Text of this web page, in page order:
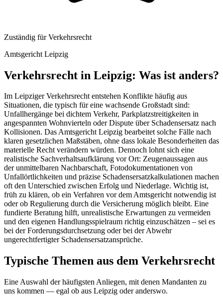
Zuständig fürVerkehrsrecht
Amtsgericht Leipzig
Verkehrsrecht in Leipzig: Was ist anders?
Im Leipziger Verkehrsrecht entstehen Konflikte häufig aus
Situationen, die typisch für eine wachsende Großstadt sind:
Unfallhergänge bei dichtem Verkehr, Parkplatzstreitigkeiten in
angespannten Wohnvierteln oder Dispute über Schadensersatz nach
Kollisionen. Das Amtsgericht Leipzig bearbeitet solche Fälle nach
klaren gesetzlichen Maßstäben, ohne dass lokale Besonderheiten das
materielle Recht verändern würden. Dennoch lohnt sich eine
realistische Sachverhaltsaufklärung vor Ort: Zeugenaussagen aus
der unmittelbaren Nachbarschaft, Fotodokumentationen von
Unfallörtlichkeiten und präzise Schadensersatzkalkulationen machen
oft den Unterschied zwischen Erfolg und Niederlage. Wichtig ist,
früh zu klären, ob ein Verfahren vor dem Amtsgericht notwendig ist
oder ob Regulierung durch die Versicherung möglich bleibt. Eine
fundierte Beratung hilft, unrealistische Erwartungen zu vermeiden
und den eigenen Handlungsspielraum richtig einzuschätzen – sei es
bei der Forderungsdurchsetzung oder bei der Abwehr
ungerechtfertigter Schadensersatzansprüche.
Typische Themen aus dem Verkehrsrecht
Eine Auswahl der häufigsten Anliegen, mit denen Mandanten zu
uns kommen — egal ob aus Leipzig oder anderswo.